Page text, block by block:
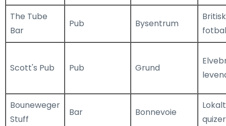
The Tube
Bar
Pub Bysentrum
Scott's Pub Pub Grund
Bouneweger
Stuff
Bar Bonnevoie
quizer